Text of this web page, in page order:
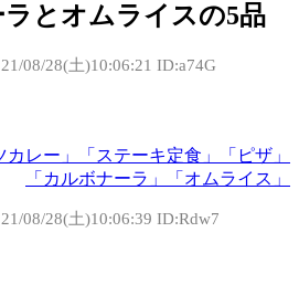
とオムライスの5品
21/08/28(土)10:06:21 ID:a74G
カレー」「ステーキ定食」「ピザ」
「カルボナーラ」「オムライス」
21/08/28(土)10:06:39 ID:Rdw7